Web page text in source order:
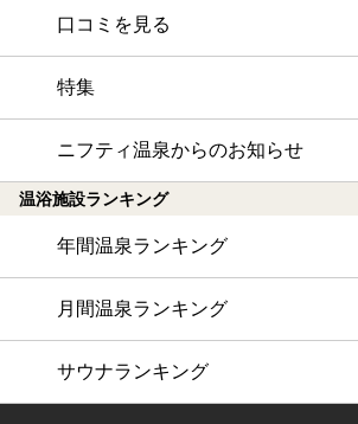
口コミを見る
特集
ニフティ温泉からのお知らせ
温浴施設ランキング
年間温泉ランキング
月間温泉ランキング
サウナランキング